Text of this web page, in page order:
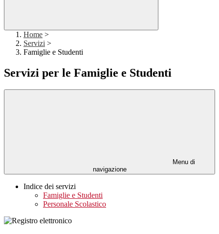
Home >
Servizi >
Famiglie e Studenti
Servizi per le Famiglie e Studenti
Menu di
navigazione
Indice dei servizi
Famiglie e Studenti
Personale Scolastico